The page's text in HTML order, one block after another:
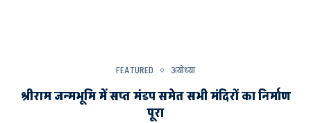
FEATURED अयोध्या
श्रीराम जन्मभूमि में सप्त मंडप समेत सभी मंदिरों का निर्माण
पूरा